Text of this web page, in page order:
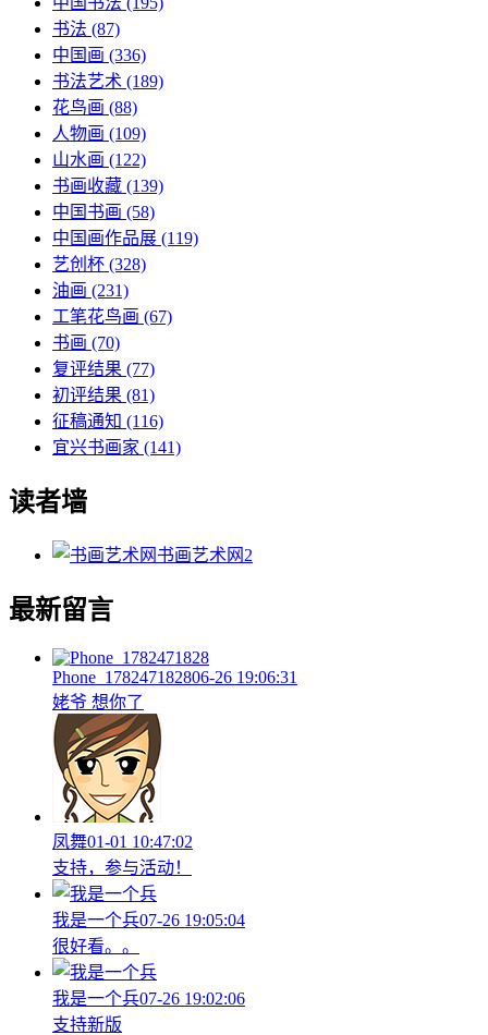
书法 (87)
中国画 (336)
书法艺术 (189)
花鸟画 (88)
人物画 (109)
山水画 (122)
书画收藏 (139)
中国书画 (58)
中国画作品展 (119)
艺创杯 (328)
油画 (231)
工笔花鸟画 (67)
书画 (70)
复评结果 (77)
初评结果 (81)
征稿通知 (116)
宜兴书画家 (141)
读者墙
书画艺术网 2
最新留言
Phone_178247182806-26 19:06:31
姥爷 想你了
凤舞01-01 10:47:02
支持，参与活动！
我是一个兵07-26 19:05:04
很好看。。
我是一个兵07-26 19:02:06
支持新版